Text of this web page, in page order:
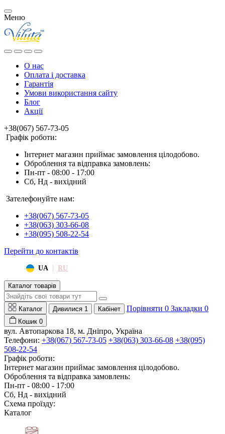
Меню
О нас
Оплата і доставка
Гарантія
Умови використання сайту
Блог
Акції
+38(067) 567-73-05
Графік роботи:
Інтернет магазин приймає замовлення цілодобово.
Оброблення та відправка замовлень:
Пн-пт - 08:00 - 17:00
Сб, Нд - вихідний
Зателефонуйте нам:
+38(067) 567-73-05
+38(063) 303-66-08
+38(095) 508-22-54
Перейти до контактів
UA | RU
Каталог товарів
Каталог Дивилися 1 Кабінет Порівняти 0 Закладки 0
Кошик 0
вул. Автопаркова 18, м. Дніпро, Україна
Телефони: +38(067) 567-73-05 +38(063) 303-66-08 +38(095)
508-22-54
Графік роботи:
Інтернет магазин приймає замовлення цілодобово.
Оброблення та відправка замовлень:
Пн-пт - 08:00 - 17:00
Сб, Нд - вихідний
Схема проїзду:
Каталог